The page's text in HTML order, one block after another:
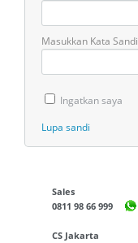
Masukkan Kata Sandi
Ingatkan saya
Lupa sandi
Sales
0811 98 66 999
CS Jakarta